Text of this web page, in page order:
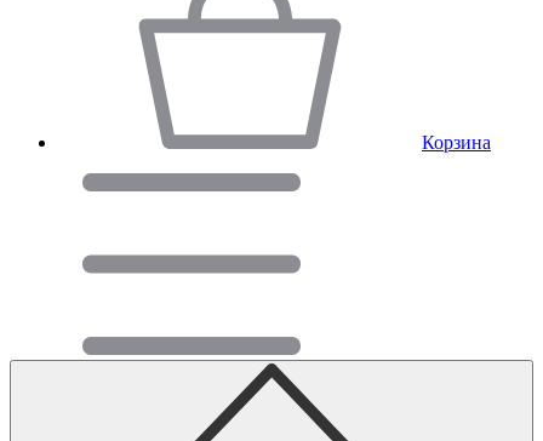
Корзина